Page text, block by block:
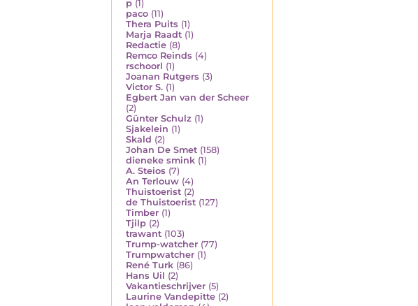
p (1)
paco (11)
Thera Puits (1)
Marja Raadt (1)
Redactie (8)
Remco Reinds (4)
rschoorl (1)
Joanan Rutgers (3)
Victor S. (1)
Egbert Jan van der Scheer
(2)
Günter Schulz (1)
Sjakelein (1)
Skald (2)
Johan De Smet (158)
dieneke smink (1)
A. Steios (7)
An Terlouw (4)
Thuistoerist (2)
de Thuistoerist (127)
Timber (1)
Tjilp (2)
trawant (103)
Trump-watcher (77)
Trumpwatcher (1)
René Turk (86)
Hans Uil (2)
Vakantieschrijver (5)
Laurine Vandepitte (2)